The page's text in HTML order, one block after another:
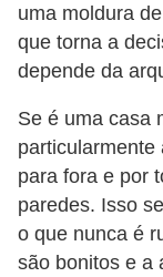
uma moldura
que torna a
depende da
Se é uma casa
particularmente
para fora e por
paredes. Isso
o que nunca é
são bonitos e a